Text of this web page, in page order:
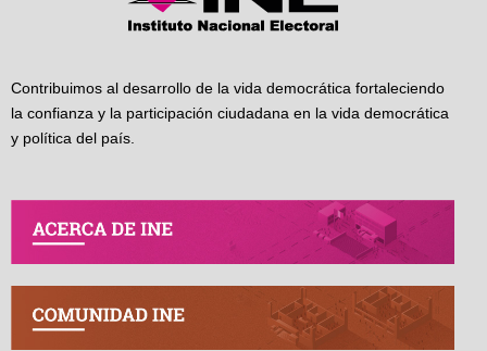
Contribuimos al desarrollo de la vida democrática fortaleciendo
la confianza y la participación ciudadana en la vida democrática
y política del país.